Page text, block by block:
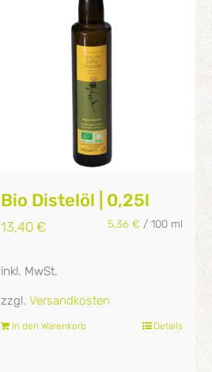
Bio Distelöl | 0,25l
13,40 € 5,36 € / 100 ml
inkl. MwSt.
zzgl. Versandkosten
In den Warenkorb Details